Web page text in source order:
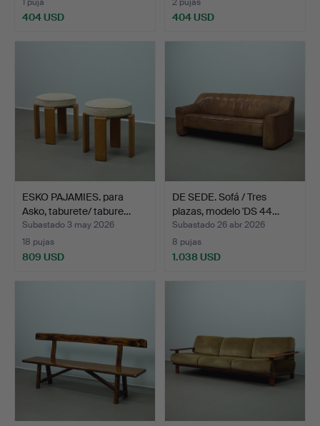
404 USD 404 USD
ESKO PAJAMIES. para
Asko, taburete/ tabure…
Subastado 3 may 2026
18 pujas
809 USD
DE SEDE. Sofá / Tres
plazas, modelo 'DS 44…
Subastado 26 abr 2026
8 pujas
1.038 USD